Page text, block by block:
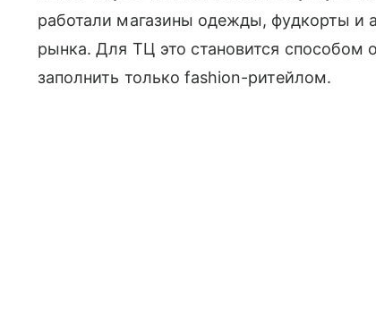
работали магазины одежды, фудкорты и
рынка. Для ТЦ это становится способом
заполнить только fashion-ритейлом.